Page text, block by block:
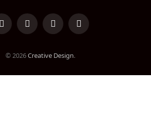
LinkedInFacebookInstagramTikTok
© 2026Creative Design.